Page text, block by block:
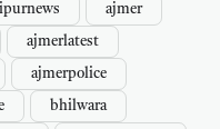
ajmer
ajmerlatest
ajmerpolice
bhilwara